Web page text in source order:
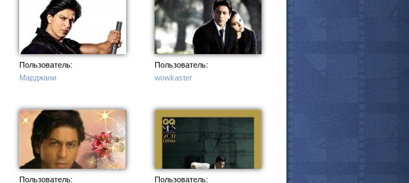
Пользователь:
Марджани
Пользователь:
wowkaster
Пользователь:
Пользователь: